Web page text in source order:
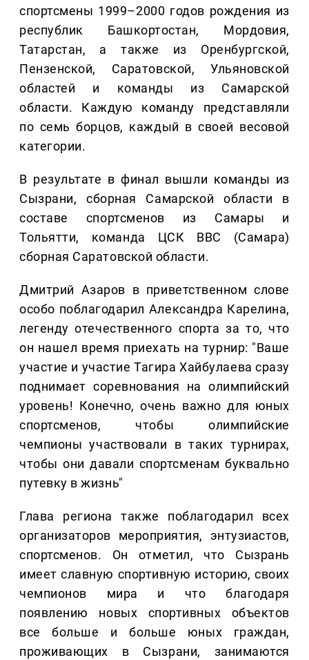
спортсмены 1999–2000 годов рождения из
республик Башкортостан, Мордовия,
Татарстан, а также из Оренбургской,
Пензенской, Саратовской, Ульяновской
областей и команды из Самарской
области. Каждую команду представляли
по семь борцов, каждый в своей весовой
категории.
В результате в финал вышли команды из
Сызрани, сборная Самарской области в
составе спортсменов из Самары и
Тольятти, команда ЦСК ВВС (Самара)
сборная Саратовской области.
Дмитрий Азаров в приветственном слове
особо поблагодарил Александра Карелина,
легенду отечественного спорта за то, что
он нашел время приехать на турнир: "Ваше
участие и участие Тагира Хайбулаева сразу
поднимает соревнования на олимпийский
уровень! Конечно, очень важно для юных
спортсменов, чтобы олимпийские
чемпионы участвовали в таких турнирах,
чтобы они давали спортсменам буквально
путевку в жизнь"
Глава региона также поблагодарил всех
организаторов мероприятия, энтузиастов,
спортсменов. Он отметил, что Сызрань
имеет славную спортивную историю, своих
чемпионов мира и что благодаря
появлению новых спортивных объектов
все больше и больше юных граждан,
проживающих в Сызрани, занимаются